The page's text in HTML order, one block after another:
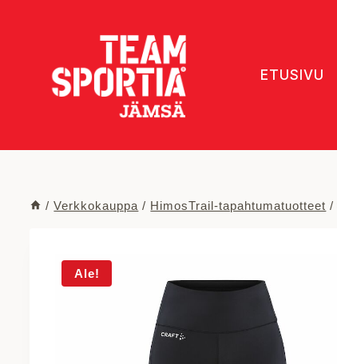
ETUSIVU
/ Verkkokauppa / HimosTrail-tapahtumatuotteet /
Ale!